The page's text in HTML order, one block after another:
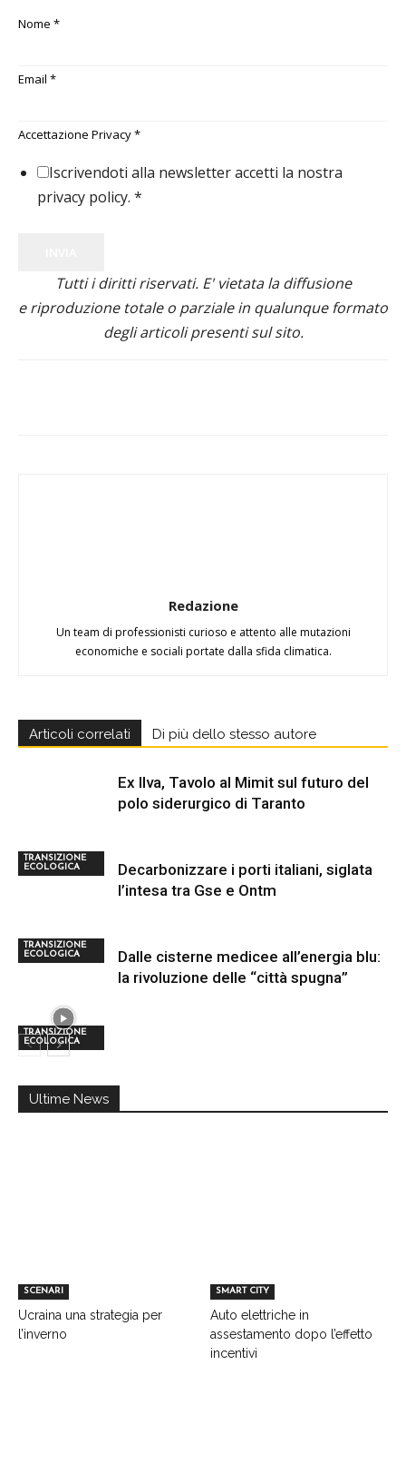
Nome *
Email *
Accettazione Privacy*
Iscrivendoti alla newsletter accetti la nostra
privacy policy. *
Tutti i diritti riservati. E' vietata la diffusione
e riproduzione totale o parziale in qualunque formato
degli articoli presenti sul sito.
Redazione
Un team di professionisti curioso e attento alle mutazioni
economiche e sociali portate dalla sfida climatica.
Articoli correlati Di più dello stesso autore
TRANSIZIONE
ECOLOGICA
Ex Ilva, Tavolo al Mimit sul futuro del
polo siderurgico di Taranto
TRANSIZIONE
ECOLOGICA
Decarbonizzare i porti italiani, siglata
l’intesa tra Gse e Ontm
TRANSIZIONE
ECOLOGICA
Dalle cisterne medicee all’energia blu:
la rivoluzione delle “città spugna”
Ultime News
SCENARI
Ucraina una strategia per
l’inverno
SMART CITY
Auto elettriche in
assestamento dopo l’effetto
incentivi